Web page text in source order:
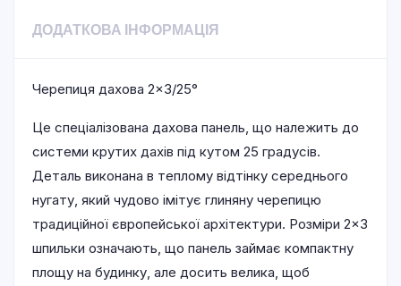
ДОДАТКОВА ІНФОРМАЦІЯ
Черепиця дахова 2×3/25°
Це спеціалізована дахова панель, що належить до
системи крутих дахів під кутом 25 градусів.
Деталь виконана в теплому відтінку середнього
нугату, який чудово імітує глиняну черепицю
традиційної європейської архітектури. Розміри 2×3
шпильки означають, що панель займає компактну
площу на будинку, але досить велика, щоб